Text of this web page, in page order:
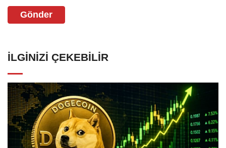
Gönder
İLGINIZI ÇEKEBILIR